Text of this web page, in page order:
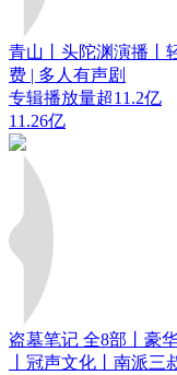
青山丨头陀渊演播丨
费 | 多人有声剧
专辑播放量超11.2亿
11.26亿
盗墓笔记 全8部丨豪
丨冠声文化丨南派三